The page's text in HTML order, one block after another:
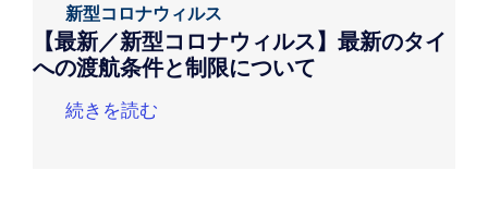
新型コロナウィルス
【最新／新型コロナウィルス】最新のタイ
への渡航条件と制限について
続きを読む